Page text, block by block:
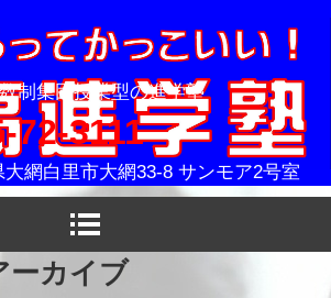
制集団授業型の進学塾
72-3111
大網白里市大網33-8 サンモア2号室
ーカイブ